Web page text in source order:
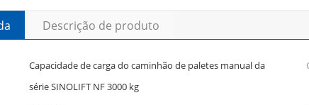
Descrição de produto
Capacidade de carga do caminhão de paletes manual da
série SINOLIFT NF 3000 kg